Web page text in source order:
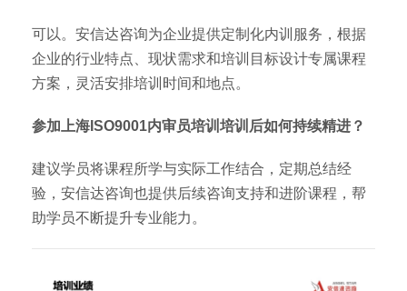
可以。安信达咨询为企业提供定制化内训服务，根据
企业的行业特点、现状需求和培训目标设计专属课程
方案，灵活安排培训时间和地点。
参加上海ISO9001内审员培训培训后如何持续精进？
建议学员将课程所学与实际工作结合，定期总结经
验，安信达咨询也提供后续咨询支持和进阶课程，帮
助学员不断提升专业能力。